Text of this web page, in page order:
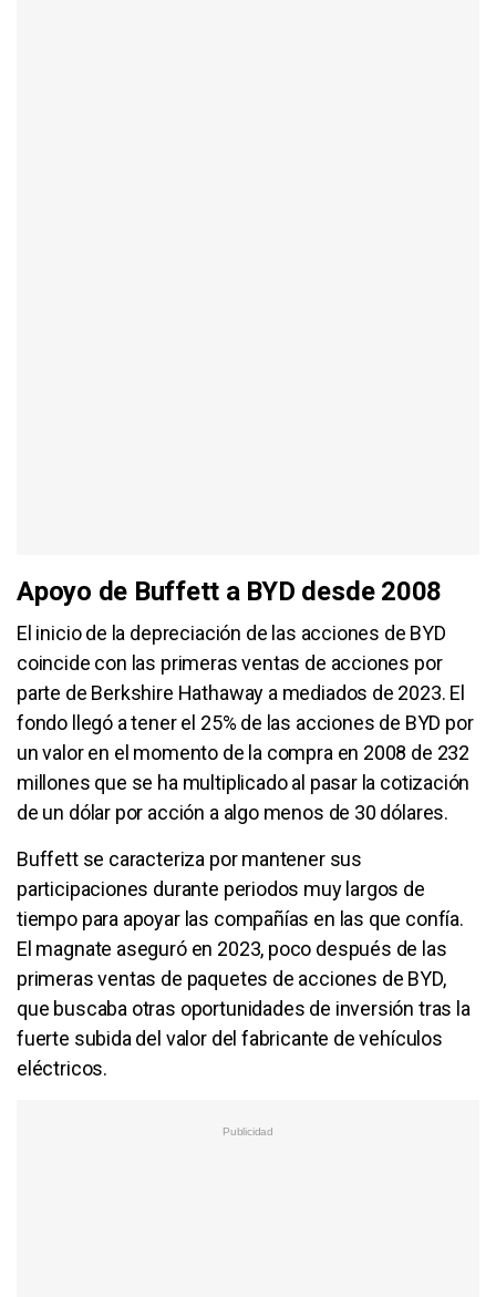
Apoyo de Buffett a BYD desde 2008
El inicio de la depreciación de las acciones de BYD
coincide con las primeras ventas de acciones por
parte de Berkshire Hathaway a mediados de 2023. El
fondo llegó a tener el 25% de las acciones de BYD por
un valor en el momento de la compra en 2008 de 232
millones que se ha multiplicado al pasar la cotización
de un dólar por acción a algo menos de 30 dólares.
Buffett se caracteriza por mantener sus
participaciones durante periodos muy largos de
tiempo para apoyar las compañías en las que confía.
El magnate aseguró en 2023, poco después de las
primeras ventas de paquetes de acciones de BYD,
que buscaba otras oportunidades de inversión tras la
fuerte subida del valor del fabricante de vehículos
eléctricos.